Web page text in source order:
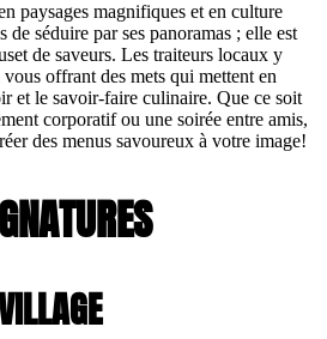
paysages magnifiques et en culture
de séduire par ses panoramas ; elle est
de saveurs. Les traiteurs locaux y
offrant des mets qui mettent en
et le savoir-faire culinaire. Que ce soit
corporatif ou une soirée entre amis,
des menus savoureux à votre image!